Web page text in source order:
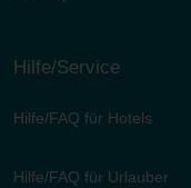
Hilfe/Service
Hilfe/FAQ für Hotels
Hilfe/FAQ für Urlauber